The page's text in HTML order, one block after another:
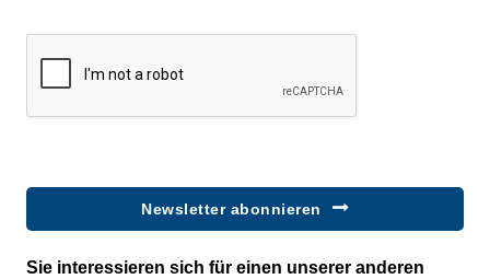
Newsletter abonnieren
Sie interessieren sich für einen unserer anderen